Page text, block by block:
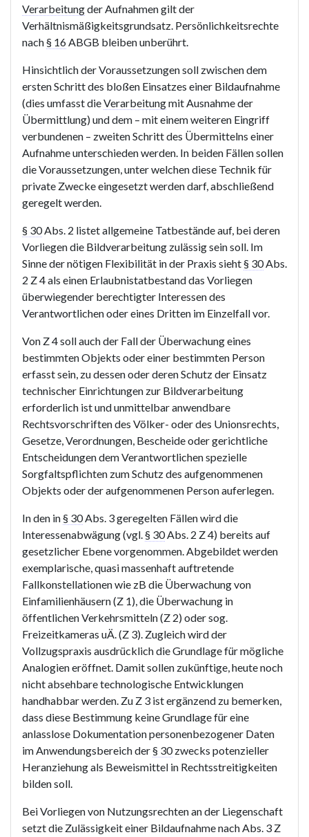
Verarbeitungder Aufnahmen gilt der
Verhältnismäßigkeitsgrundsatz. Persönlichkeitsrechte
nach§ 16ABGB bleiben unberührt.
Hinsichtlich der Voraussetzungen soll zwischen dem
ersten Schritt des bloßen Einsatzes einer Bildaufnahme
(dies umfasst dieVerarbeitungmit Ausnahme der
Übermittlung) und dem – mit einem weiteren Eingriff
verbundenen – zweiten Schritt des Übermittelns einer
Aufnahme unterschieden werden. In beiden Fällen sollen
die Voraussetzungen, unter welchen diese Technik für
private Zwecke eingesetzt werden darf, abschließend
geregelt werden.
§ 30Abs. 2 listet allgemeine Tatbestände auf, bei deren
Vorliegen die Bildverarbeitung zulässig sein soll. Im
Sinne der nötigen Flexibilität in der Praxis sieht§ 30Abs.
2 Z 4 als einen Erlaubnistatbestand das Vorliegen
überwiegender berechtigter Interessen des
Verantwortlichen oder eines Dritten im Einzelfall vor.
Von Z 4 soll auch der Fall der Überwachung eines
bestimmten Objekts oder einer bestimmten Person
erfasst sein, zu dessen oder deren Schutz der Einsatz
technischer Einrichtungen zur Bildverarbeitung
erforderlich ist und unmittelbar anwendbare
Rechtsvorschriften des Völker- oder des Unionsrechts,
Gesetze, Verordnungen, Bescheide oder gerichtliche
Entscheidungen dem Verantwortlichen spezielle
Sorgfaltspflichten zum Schutz des aufgenommenen
Objekts oder der aufgenommenen Person auferlegen.
In den in§ 30Abs. 3 geregelten Fällen wird die
Interessenabwägung (vgl.§ 30Abs. 2 Z 4) bereits auf
gesetzlicher Ebene vorgenommen. Abgebildet werden
exemplarische, quasi massenhaft auftretende
Fallkonstellationen wie zB die Überwachung von
Einfamilienhäusern (Z 1), die Überwachung in
öffentlichen Verkehrsmitteln (Z 2) oder sog.
Freizeitkameras uÄ. (Z 3). Zugleich wird der
Vollzugspraxis ausdrücklich die Grundlage für mögliche
Analogien eröffnet. Damit sollen zukünftige, heute noch
nicht absehbare technologische Entwicklungen
handhabbar werden. Zu Z 3 ist ergänzend zu bemerken,
dass diese Bestimmung keine Grundlage für eine
anlasslose Dokumentation personenbezogener Daten
im Anwendungsbereich der§ 30zwecks potenzieller
Heranziehung als Beweismittel in Rechtsstreitigkeiten
bilden soll.
Bei Vorliegen von Nutzungsrechten an der Liegenschaft
setzt die Zulässigkeit einer Bildaufnahme nach Abs. 3 Z